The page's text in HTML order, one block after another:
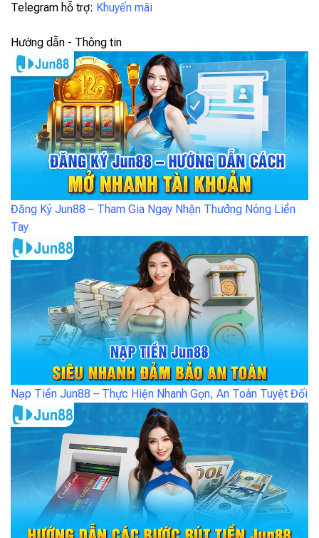
Telegram hỗ trợ: Khuyến mãi
Hướng dẫn - Thông tin
Đăng Ký Jun88 – Tham Gia Ngay Nhận Thưởng Nóng Liền
Tay
Nạp Tiền Jun88 – Thực Hiện Nhanh Gọn, An Toàn Tuyệt Đối